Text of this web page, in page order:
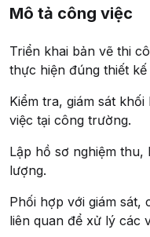
Mô tả công việc
Triển khai bản vẽ thi
thực hiện đúng thiết
Kiểm tra, giám sát
việc tại công trường.
Lập hồ sơ nghiệm
lượng.
Phối hợp với giám
liên quan để xử lý các